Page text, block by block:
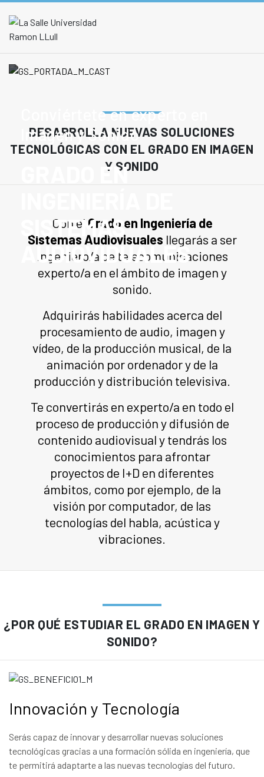
Conviértete en experto en
Imagen y Sonido
GRADO EN
SISTEMAS
AUDIOVIDUALES
DESARROLLA NUEVAS SOLUCIONES
TECNOLÓGICAS CON EL GRADO EN IMAGEN
Y SONIDO
Con el Grado en Ingeniería de
Sistemas Audiovisuales llegarás a ser
ingeniero/a de telecomunicaciones
experto/a en el ámbito de imagen y
sonido.
Adquirirás habilidades acerca del
procesamiento de audio, imagen y
vídeo, de la producción musical, de la
animación por ordenador y de la
producción y distribución televisiva.
Te convertirás en experto/a en todo el
proceso de producción y difusión de
contenido audiovisual y tendrás los
conocimientos para afrontar
proyectos de I+D en diferentes
ámbitos, como por ejemplo, de la
visión por computador, de las
tecnologías del habla, acústica y
vibraciones.
¿POR QUÉ ESTUDIAR EL GRADO EN IMAGEN Y
SONIDO?
Innovación y Tecnología
Serás capaz de innovar y desarrollar nuevas soluciones
tecnológicas gracias a una formación sólida en ingeniería, que
te permitirá adaptarte a las nuevas tecnologías del futuro.